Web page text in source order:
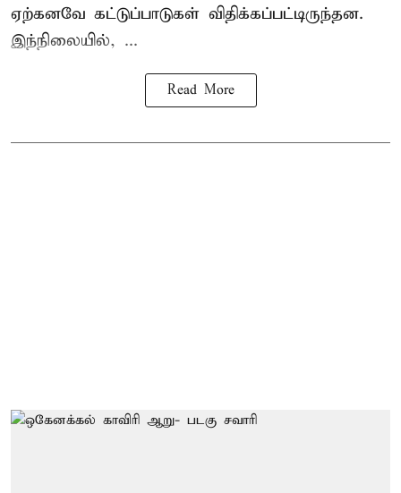
ஏற்கனவே கட்டுப்பாடுகள் விதிக்கப்பட்டிருந்தன.
இந்நிலையில், ...
Read More